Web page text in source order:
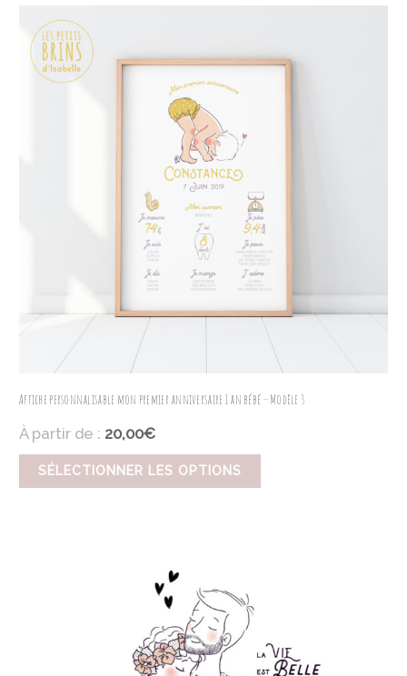
Affiche personnalisable mon premier anniversaire 1 an bébé – Modèle 3
À partir de : 20,00€
SÉLECTIONNER LES OPTIONS